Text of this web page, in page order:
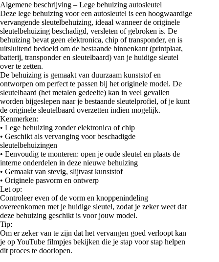
Algemene beschrijving – Lege behuizing autosleutel
Deze lege behuizing voor een autosleutel is een hoogwaardige
vervangende sleutelbehuizing, ideaal wanneer de originele
sleutelbehuizing beschadigd, versleten of gebroken is. De
behuizing bevat geen elektronica, chip of transponder, en is
uitsluitend bedoeld om de bestaande binnenkant (printplaat,
batterij, transponder en sleutelbaard) van je huidige sleutel
over te zetten.
De behuizing is gemaakt van duurzaam kunststof en
ontworpen om perfect te passen bij het originele model. De
sleutelbaard (het metalen gedeelte) kan in veel gevallen
worden bijgeslepen naar je bestaande sleutelprofiel, of je kunt
de originele sleutelbaard overzetten indien mogelijk.
Kenmerken:
• Lege behuizing zonder elektronica of chip
• Geschikt als vervanging voor beschadigde
sleutelbehuizingen
• Eenvoudig te monteren: open je oude sleutel en plaats de
interne onderdelen in deze nieuwe behuizing
• Gemaakt van stevig, slijtvast kunststof
• Originele pasvorm en ontwerp
Let op:
Controleer even of de vorm en knoppenindeling
overeenkomen met je huidige sleutel, zodat je zeker weet dat
deze behuizing geschikt is voor jouw model.
Tip:
Om er zeker van te zijn dat het vervangen goed verloopt kan
je op YouTube filmpjes bekijken die je stap voor stap helpen
dit proces te doorlopen.